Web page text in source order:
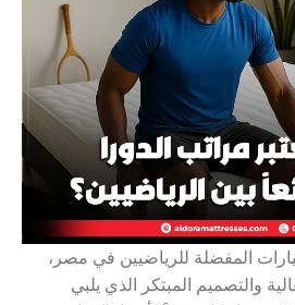
المفضلة للرياضيين في مصر،
والتصميم المبتكر الذي يلبي